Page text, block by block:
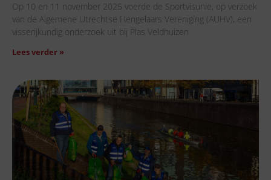
Op 10 en 11 november 2025 voerde de Sportvisunie, op verzoek
van de Algemene Utrechtse Hengelaars Vereniging (AUHV), een
visserijkundig onderzoek uit bij Plas Veldhuizen
Lees verder »